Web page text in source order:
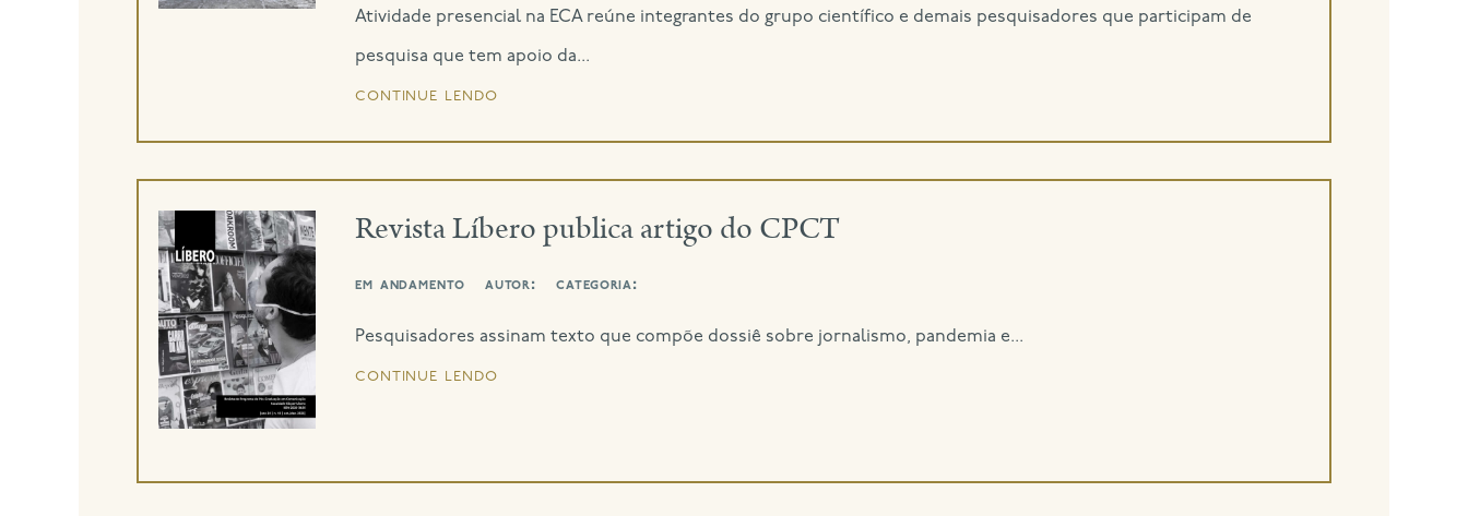
Atividade presencial na ECA reúne integrantes do grupo científico e demais pesquisadores que participam de
pesquisa que tem apoio da...
continue lendo
Revista Líbero publica artigo do CPCT
em andamento autor: categoria:
Pesquisadores assinam texto que compõe dossiê sobre jornalismo, pandemia e...
continue lendo